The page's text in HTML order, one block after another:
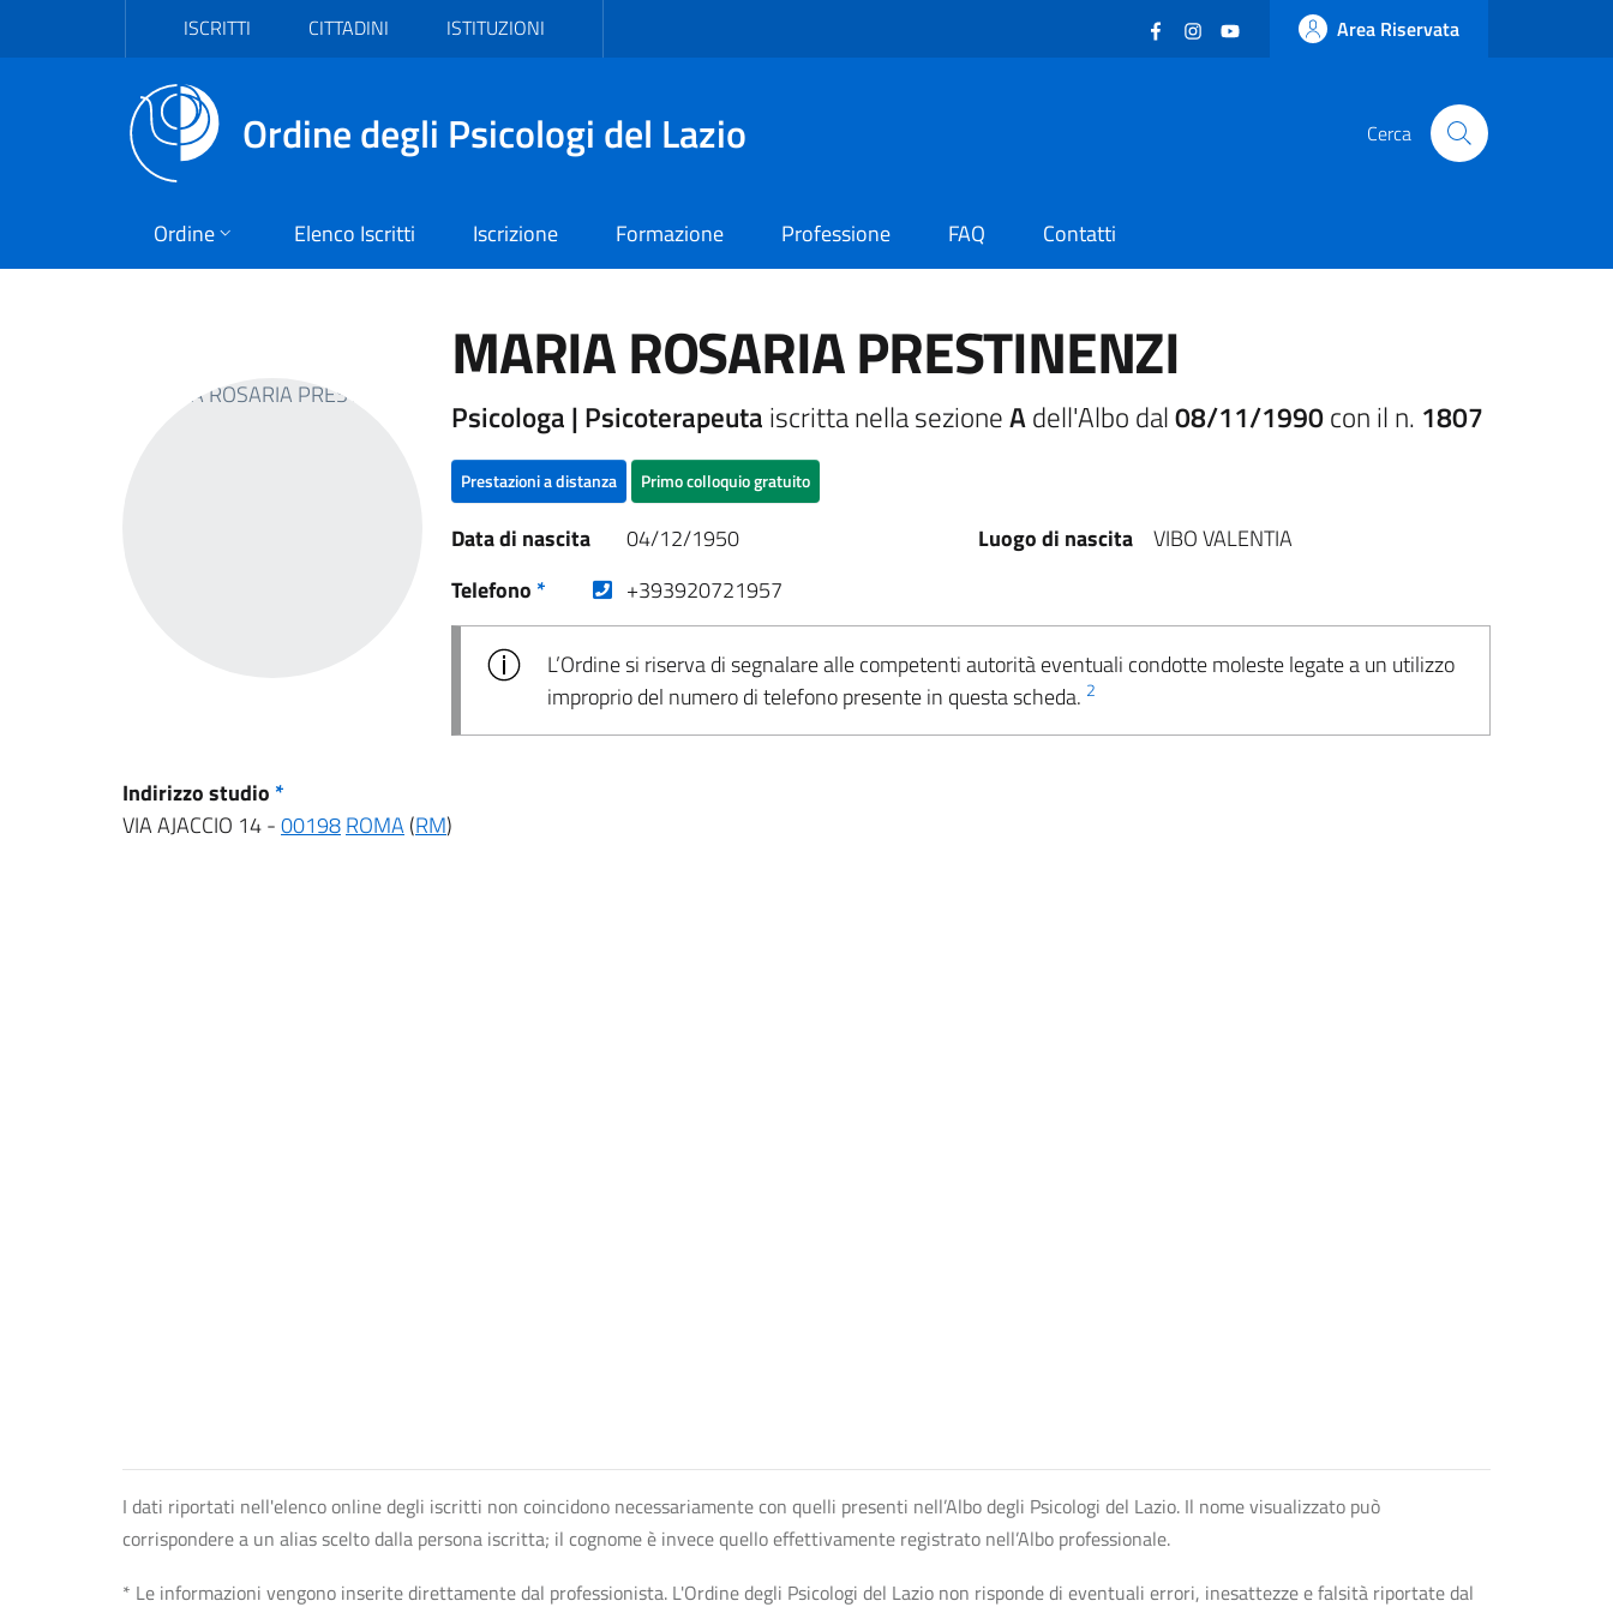
Vai al contenuto principale
ISCRITTI CITTADINI ISTITUZIONI Facebook
(nuova scheda - new tab)
Instagram
(nuova scheda - new tab)
YouTube
(nuova scheda - new tab)
Area Riservata
Ordine degli Psicologi del Lazio Cerca
Ordine Elenco Iscritti Iscrizione Formazione Professione FAQ Contatti
MARIA ROSARIA PRESTINENZI
Psicologa | Psicoterapeuta iscritta nella sezioneAdell'Albo dal08/11/1990con il n. 1807
Prestazioni a distanza Primo colloquio gratuito
Data di nascita 04/12/1950 Luogo di nascita
VIBO VALENTIA
Telefono * (nuova scheda - new tab)
+393920721957
L’Ordine si riserva di segnalare alle competenti autorità eventuali condotte moleste legate a un utilizzo
improprio del numero di telefono presente in questa scheda. 2
Indirizzo studio *
VIA AJACCIO 14 -00198ROMA(RM)
I dati riportati nell'elenco online degli iscritti non coincidono necessariamente con quelli presenti nell’Albo degli Psicologi del Lazio. Il nome visualizzato può
corrispondere a un alias scelto dalla persona iscritta; il cognome è invece quello effettivamente registrato nell’Albo professionale.
* Le informazioni vengono inserite direttamente dal professionista. L'Ordine degli Psicologi del Lazio non risponde di eventuali errori, inesattezze e falsità riportate dal